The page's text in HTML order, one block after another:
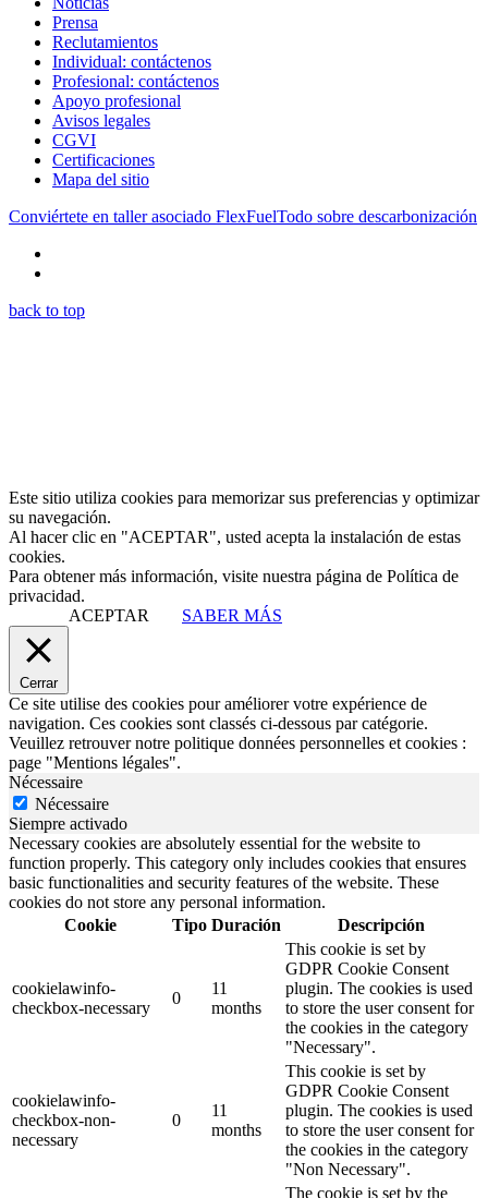
Prensa
Reclutamientos
Individual: contáctenos
Profesional: contáctenos
Apoyo profesional
Avisos legales
CGVI
Certificaciones
Mapa del sitio
Conviértete en taller asociado FlexFuelTodo sobre descarbonización
back to top
Este sitio utiliza cookies para memorizar sus preferencias y optimizar
su navegación.
Al hacer clic en "ACEPTAR", usted acepta la instalación de estas
cookies.
Para obtener más información, visite nuestra página de Política de
privacidad.
ACEPTAR
SABER MÁS
Cerrar
Ce site utilise des cookies pour améliorer votre expérience de
navigation. Ces cookies sont classés ci-dessous par catégorie.
Veuillez retrouver notre politique données personnelles et cookies :
page "Mentions légales".
Nécessaire
Nécessaire
Siempre activado
Necessary cookies are absolutely essential for the website to
function properly. This category only includes cookies that ensures
basic functionalities and security features of the website. These
cookies do not store any personal information.
Cookie
Tipo Duración Descripción
cookielawinfo-
checkbox-necessary
0
11
months
This cookie is set by
GDPR Cookie Consent
plugin. The cookies is used
to store the user consent for
the cookies in the category
"Necessary".
cookielawinfo-
checkbox-non-
necessary
0
11
months
This cookie is set by
GDPR Cookie Consent
plugin. The cookies is used
to store the user consent for
the cookies in the category
"Non Necessary".
The cookie is set by the